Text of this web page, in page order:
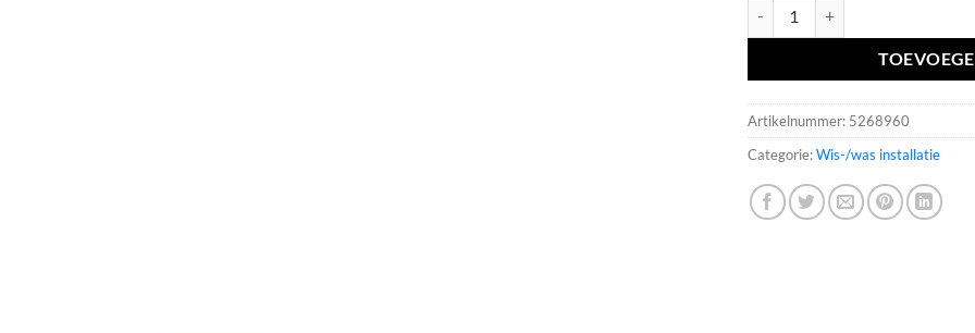
Artikelnummer: 5268960
Categorie:Wis-/was installatie